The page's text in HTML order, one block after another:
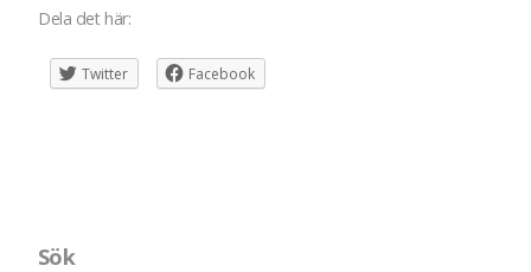
Dela det här:
Twitter Facebook
Sök